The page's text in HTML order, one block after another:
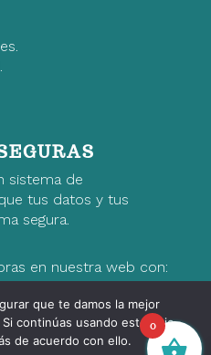
sistema de
tus datos y tus
segura.
en nuestra web con:
0
que te damos la mejor
continúas usando este sitio,
de acuerdo con ello.